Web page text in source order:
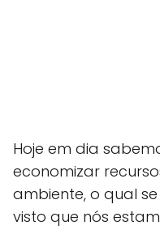
Hoje em dia
economizar
ambiente, o qual
visto que nós